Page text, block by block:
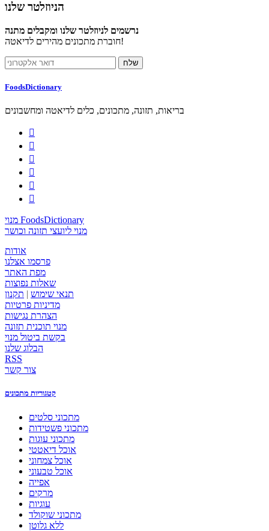
הניוזלטר שלנו
נרשמים לניוזלטר שלנו ומקבלים מתנה
חוברת מתכונים מהירים לדיאטה!
FoodsDictionary
בריאות, תזונה, מתכונים, כלים לדיאטה ומחשבונים






מנוי FoodsDictionary
מנוי ליועצי תזונה וכושר
אודות
פרסמו אצלנו
מפת האתר
שאלות נפוצות
תנאי שימוש | תקנון
מדיניות פרטיות
הצהרת נגישות
מנוי תוכנית תזונה
בקשת ביטול מנוי
הבלוג שלנו
RSS
צור קשר
קטגוריות מתכונים
מתכוני סלטים
מתכוני פשטידות
מתכוני עוגות
אוכל דיאטטי
אוכל צמחוני
אוכל טבעוני
אפייה
מרקים
עוגיות
מתכוני שוקולד
ללא גלוטן